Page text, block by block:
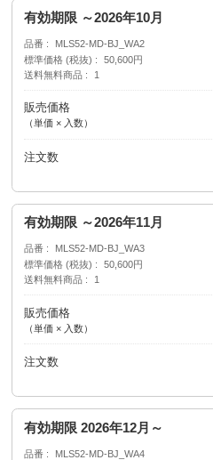
有効期限 ～2026年10月
品番
MLS52-MD-BJ_WA2
標準価格 (税抜)
50,600円
送料無料商品
1
販売価格
（単価 × 入数）
注文数
有効期限 ～2026年11月
品番
MLS52-MD-BJ_WA3
標準価格 (税抜)
50,600円
送料無料商品
1
販売価格
（単価 × 入数）
注文数
有効期限 2026年12月～
品番
MLS52-MD-BJ_WA4